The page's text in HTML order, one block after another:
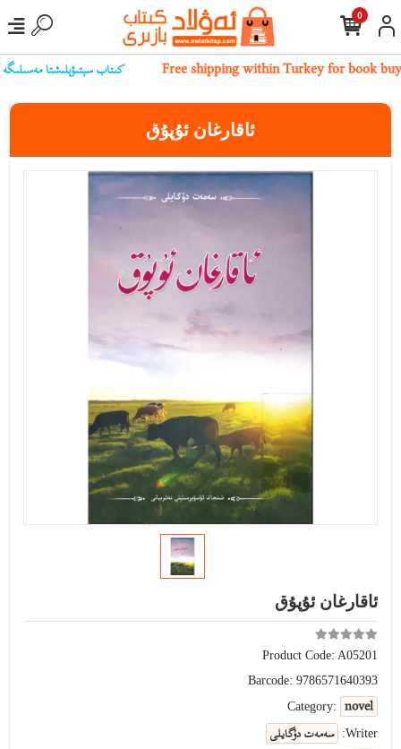
كىتاب سېتىۋېلىشتا مەسىلىگە Free shipping within Turkey for book
0
ئاقارغان ئۇپۇق
ئاقارغان ئۇپۇق
Product Code: A05201
Barcode: 9786571640393
Category:
novel
Writer: سەمەت دۇگايلى